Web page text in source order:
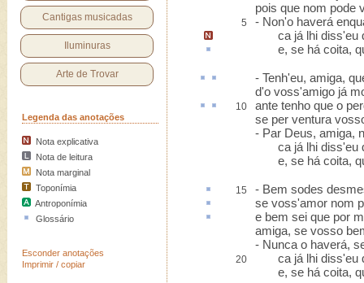
Cantigas musicadas
Iluminuras
Arte de Trovar
Legenda das anotações
Nota explicativa
Nota de leitura
Nota marginal
Toponímia
Antroponímia
Glossário
Esconder anotações
Imprimir / copiar
pois que nom pode
5
- Non'o haverá
ca já lhi diss'eu
e, se há coita,
- Tenh'eu, amiga,
d'o voss'amigo já
10 ante tenho que o
se per ventura
- Par Deus, amiga,
ca já lhi diss'eu
e, se há coita,
15 - Bem sodes
se voss'amor nom
e bem sei que por
amiga, se vosso
- Nunca o haverá,
20
ca já lhi diss'eu
e, se há coita,